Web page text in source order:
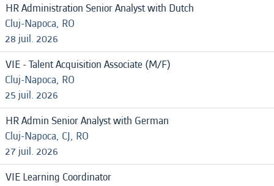
HR Administration Senior Analyst with Dutch
Cluj-Napoca, RO
28 juil. 2026
VIE - Talent Acquisition Associate (M/F)
Cluj-Napoca, RO
25 juil. 2026
HR Admin Senior Analyst with German
Cluj-Napoca, CJ, RO
27 juil. 2026
VIE Learning Coordinator